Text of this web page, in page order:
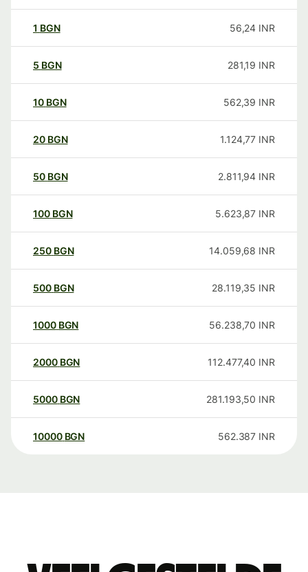
1 BGN 56,24 INR
5 BGN 281,19 INR
10 BGN 562,39 INR
20 BGN 1.124,77 INR
50 BGN 2.811,94 INR
100 BGN 5.623,87 INR
250 BGN 14.059,68 INR
500 BGN 28.119,35 INR
1000 BGN 56.238,70 INR
2000 BGN 112.477,40 INR
5000 BGN 281.193,50 INR
10000 BGN 562.387 INR